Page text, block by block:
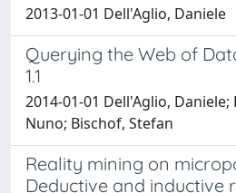
2013-01-01 Dell'Aglio, Daniele
Querying the Web of
1.1
2014-01-01 Dell'Aglio, Daniele;
Nuno; Bischof, Stefan
Reality mining on
Deductive and inductive